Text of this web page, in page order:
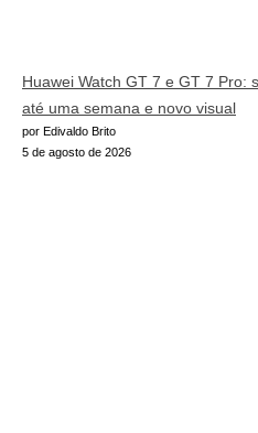
Huawei Watch GT 7 e GT 7 Pro:
até uma semana e novo visual
por Edivaldo Brito
5 de agosto de 2026